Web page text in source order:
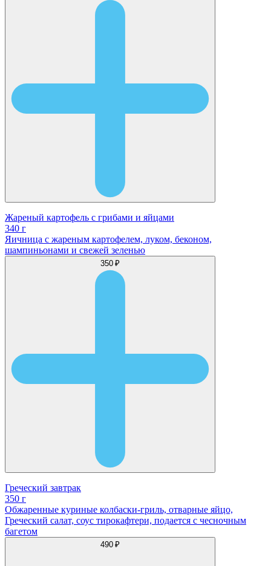
Жареный картофель с грибами и яйцами
340 г
Яичница с жареным картофелем, луком, беконом,
шампиньонами и свежей зеленью
350 ₽
Греческий завтрак
350 г
Обжаренные куриные колбаски-гриль, отварные яйцо,
Греческий салат, соус тирокафтери, подается с чесночным
багетом
490 ₽